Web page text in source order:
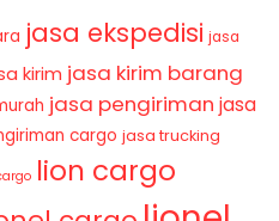
jasa ekspedisi jasa
kirim jasa kirim barang
jasa pengiriman jasa
cargo jasa trucking
lion cargo